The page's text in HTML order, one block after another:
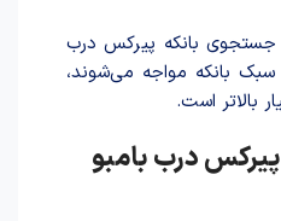
جستجوی بانکه پیرکس درب
سبک بانکه مواجه می‌شوند،
بالاتر است.
پیرکس درب بامبو